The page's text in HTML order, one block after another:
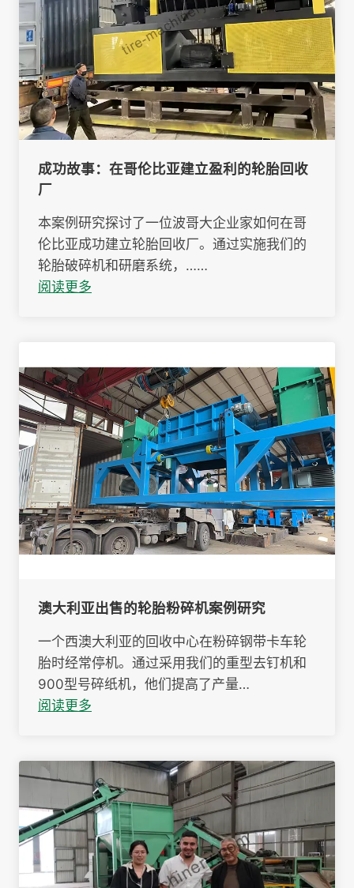
成功故事：在哥伦比亚建立盈利的轮胎回收
厂
本案例研究探讨了一位波哥大企业家如何在哥
伦比亚成功建立轮胎回收厂。通过实施我们的
轮胎破碎机和研磨系统，……
阅读更多
澳大利亚出售的轮胎粉碎机案例研究
一个西澳大利亚的回收中心在粉碎钢带卡车轮
胎时经常停机。通过采用我们的重型去钉机和
900型号碎纸机，他们提高了产量…
阅读更多